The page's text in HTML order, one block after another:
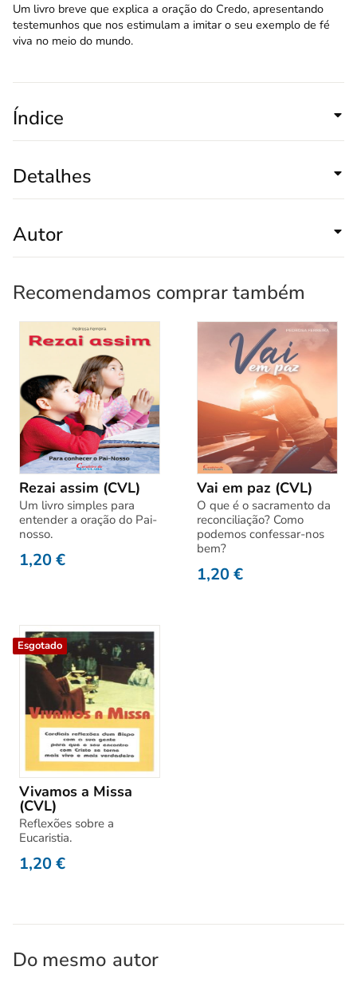
Um livro breve que explica a oração do Credo, apresentando
testemunhos que nos estimulam a imitar o seu exemplo de fé
viva no meio do mundo.
Índice
Detalhes
Autor
Recomendamos comprar também
Rezai assim (CVL)
Um livro simples para
entender a oração do Pai-
nosso.
1,20€
Vai em paz (CVL)
O que é o sacramento da
reconciliação? Como
podemos confessar-nos
bem?
1,20€
Esgotado
Vivamos a Missa
(CVL)
Reflexões sobre a
Eucaristia.
1,20€
Do mesmo autor